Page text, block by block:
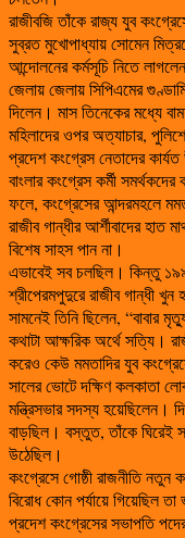
রাজীবজি তাঁকে রাজ্য যুব
সুব্রত মুখোপাধ্যায় সোমেন
আন্দোলনের কর্মসূচি নিতে
জেলায় জেলায় সিপিএমের
দিলেন। মাস তিনেকের মধ্যে
মহিলাদের ওপর অত্যাচার,
প্রদেশ কংগ্রেস নেতাদের
বাংলার কংগ্রেস কর্মী
ফলে, কংগ্রেসের আন্দরমহলে
রাজীব গান্ধীর আর্শীবাদের হাত
বিশেষ সাহস পান না।
এভাবেই সব চলছিল। কিন্তু
শ্রীপেরমপুদুরে রাজীব গান্ধী
সামনেই তিনি ছিলেন, “বাবার
কথাটা আক্ষরিক অর্থে সত্যি।
করেও কেউ মমতাদির যুব
সালের ভোটে দক্ষিণ কলকাতা
মন্ত্রিসভার সদস্য হয়েছিলেন।
বাড়ছিল। বস্তুত, তাঁকে ঘিরেই
উঠেছিল।
কংগ্রেসে গোষ্ঠী রাজনীতি নতুন
বিরোধ কোন পর্যায়ে গিয়েছিল
প্রদেশ কংগ্রেসের সভাপতি পদের